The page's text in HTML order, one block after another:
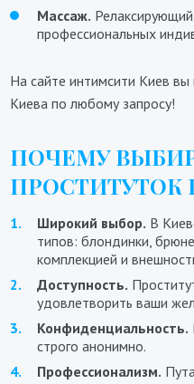
Массаж.
профессиональных
На сайте интимсити Киев
Киева по любому запросу!
ПОЧЕМУ
ПРОСТИТУТОК
Широкий выбор. В
типов: блондинки,
комплекцией и
Доступность.
удовлетворить ваши
Конфиденциальность.
строго анонимно.
Профессионализм.